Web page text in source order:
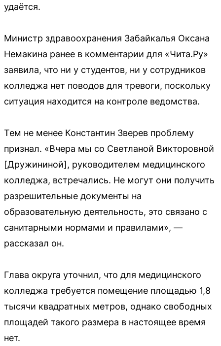
удаётся.
Министр здравоохранения Забайкалья Оксана
Немакина ранее в комментарии для «Чита.Ру»
заявила, что ни у студентов, ни у сотрудников
колледжа нет поводов для тревоги, поскольку
ситуация находится на контроле ведомства.
Тем не менее Константин Зверев проблему
признал. «Вчера мы со Светланой Викторовной
[Дружининой], руководителем медицинского
колледжа, встречались. Не могут они получить
разрешительные документы на
образовательную деятельность, это связано с
санитарными нормами и правилами», —
рассказал он.
Глава округа уточнил, что для медицинского
колледжа требуется помещение площадью 1,8
тысячи квадратных метров, однако свободных
площадей такого размера в настоящее время
нет.